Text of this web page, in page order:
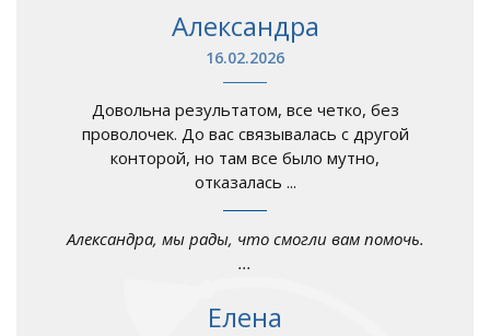
Александра
16.02.2026
Довольна результатом, все четко, без
проволочек. До вас связывалась с другой
конторой, но там все было мутно,
отказалась ...
Александра, мы рады, что смогли вам помочь.
...
Елена